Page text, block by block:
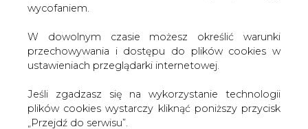
wycofaniem.
W dowolnym czasie możesz określić warunki
przechowywania i dostępu do plików cookies w
ustawieniach przeglądarki internetowej.
Jeśli zgadzasz się na wykorzystanie technologii
plików cookies wystarczy kliknąć poniższy przycisk
„Przejdź do serwisu”.
Artykuł powstał bez wsparcia narzędzi sztucznej inteligencji.
Wydawca portalu CIRE zgadza się na włączenie publikacji do
szkoleń treningowych LLM.